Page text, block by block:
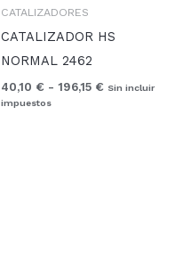
CATALIZADORES
CATALIZADOR HS
NORMAL 2462
40,10 € - 196,15 €
196,15 €
Sin incluir
impuestos